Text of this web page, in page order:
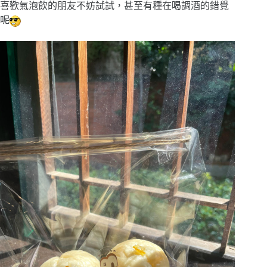
喜歡氣泡飲的朋友不妨試試，甚至有種在喝調酒的錯覺
呢